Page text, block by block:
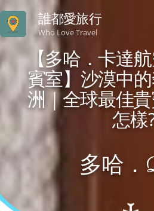
誰都愛旅行
Who Love Travel
【多哈．卡達
賓室】沙漠中
洲｜全球最佳
怎樣
多哈．